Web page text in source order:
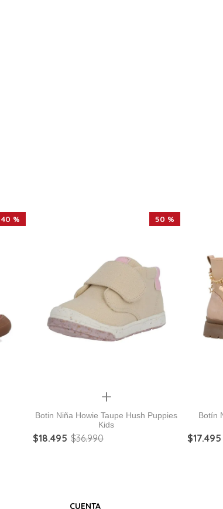
40 % 50 %
Quickview
Botin Niña Howie Taupe Hush Puppies
Kids
$18.495 $36.990 $17.495
CUENTA